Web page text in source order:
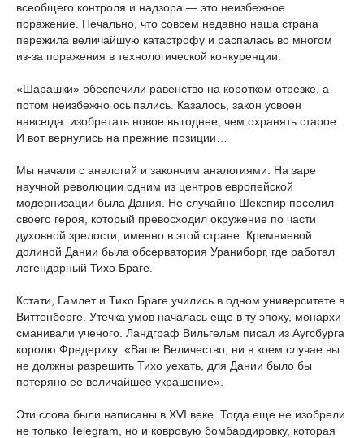
всеобщего контроля и надзора — это неизбежное
поражение. Печально, что совсем недавно наша страна
пережила величайшую катастрофу и распалась во многом
из-за поражения в технологической конкуренции.
«Шарашки» обеспечили равенство на коротком отрезке, а
потом неизбежно осыпались. Казалось, закон усвоен
навсегда: изобретать новое выгоднее, чем охранять старое.
И вот вернулись на прежние позиции…
Мы начали с аналогий и закончим аналогиями. На заре
научной революции одним из центров европейской
модернизации была Дания. Не случайно Шекспир поселил
своего героя, который превосходил окружение по части
духовной зрелости, именно в этой стране. Кремниевой
долиной Дании была обсерватория Ураниборг, где работал
легендарный Тихо Браге.
Кстати, Гамлет и Тихо Браге учились в одном университете в
Виттенберге. Утечка умов началась еще в ту эпоху, монархи
сманивали ученого. Ландграф Вильгельм писал из Аугсбурга
королю Фредерику: «Ваше Величество, ни в коем случае вы
не должны разрешить Тихо уехать, для Дании было бы
потеряно ее величайшее украшение».
Эти слова были написаны в XVI веке. Тогда еще не изобрели
не только Telegram, но и ковровую бомбардировку, которая